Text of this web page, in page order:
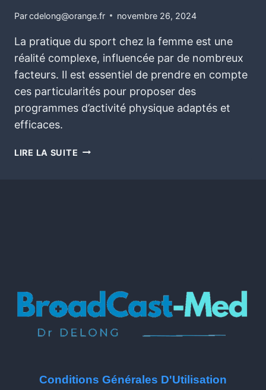
Parcdelong@orange.fr novembre 26, 2024
La pratique du sport chez la femme est une
réalité complexe, influencée par de nombreux
facteurs. Il est essentiel de prendre en compte
ces particularités pour proposer des
programmes d’activité physique adaptés et
efficaces.
LIRE LA SUITE
Conditions Générales D'Utilisation